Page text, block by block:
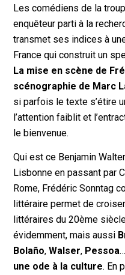
Les comédiens de la
enquêteur parti à la
transmet ses indices à
France qui construit un
La mise en scène de
scénographie de Marc
si parfois le texte s’étire
l’attention faiblit et
le bienvenue.
Qui est ce Benjamin
Lisbonne en passant par
Rome, Frédéric Sonntag
littéraire permet de
littéraires du 20ème
évidemment, mais aussi
Bolaño,Walser, Pessoa…
une ode à la culture. En